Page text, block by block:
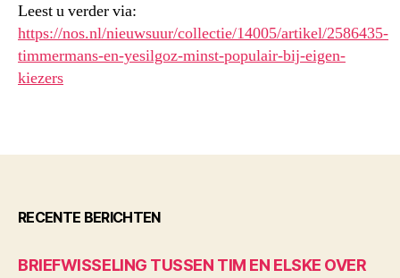
Leest u verder via:
https://nos.nl/nieuwsuur/collectie/14005/artikel/2586435-
timmermans-en-yesilgoz-minst-populair-bij-eigen-
kiezers
RECENTE BERICHTEN
BRIEFWISSELING TUSSEN TIM EN ELSKE OVER